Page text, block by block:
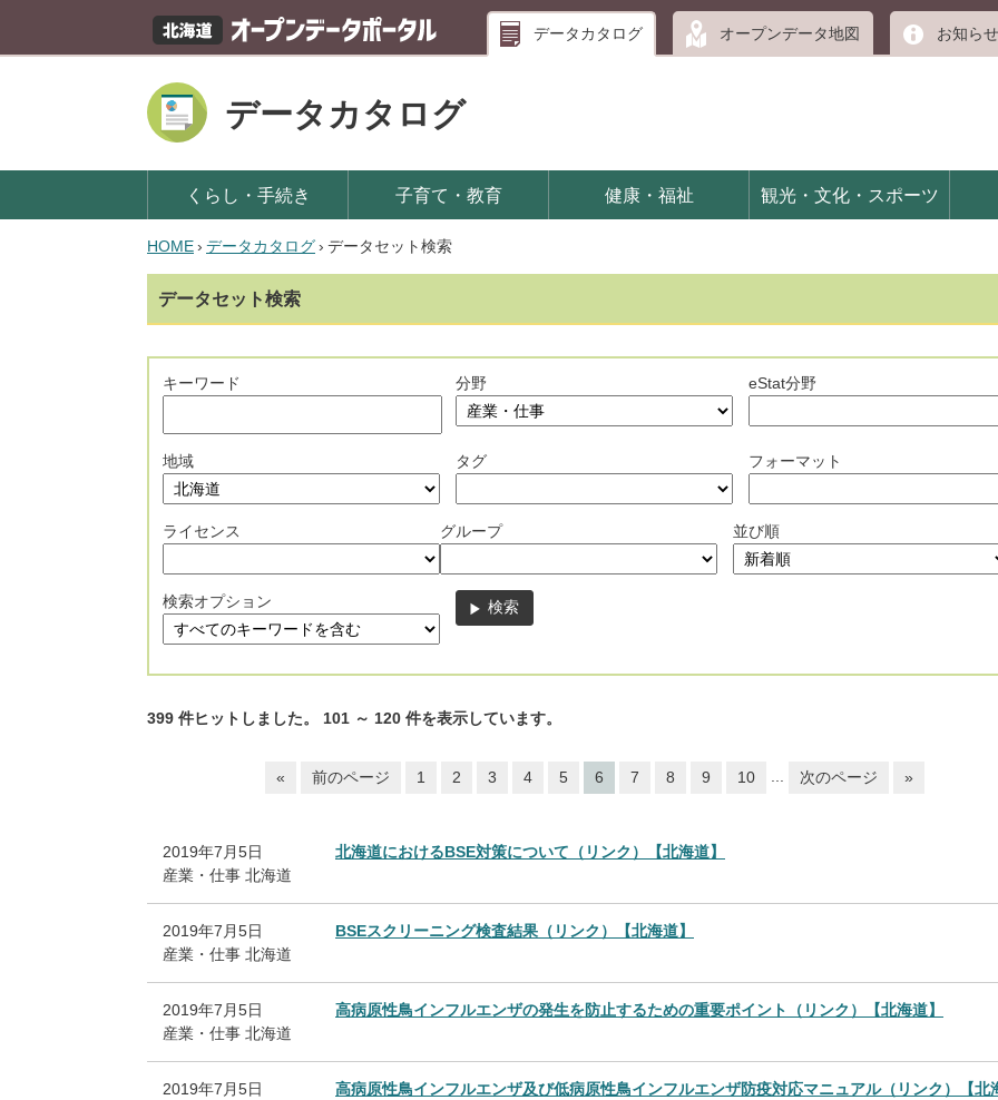
データカタログ オープンデータ地図 お知らせ
データカタログ
くらし・手続き 子育て・教育 健康・福祉 観光・文化・スポーツ
HOME› データカタログ› データセット検索
データセット検索
キーワード 分野 eStat分野
地域 タグ フォーマット
ライセンス グループ 並び順
検索オプション
399 件ヒットしました。 101 ～ 120 件を表示しています。
« 前のページ 1 2 3 4 5 6 7 8 9 10 ... 次のページ »
2019年7月5日
北海道におけるBSE対策について（リンク）【北海道】
産業・仕事 北海道
2019年7月5日
BSEスクリーニング検査結果（リンク）【北海道】
産業・仕事 北海道
2019年7月5日
高病原性鳥インフルエンザの発生を防止するための重要ポイント（リンク）【北海道】
産業・仕事 北海道
2019年7月5日
高病原性鳥インフルエンザ及び低病原性鳥インフルエンザ防疫対応マニュアル（リンク）【北